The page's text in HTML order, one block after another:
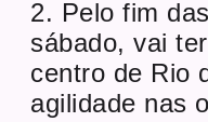
2. Pelo fim
sábado, vai
centro de Rio
agilidade nas